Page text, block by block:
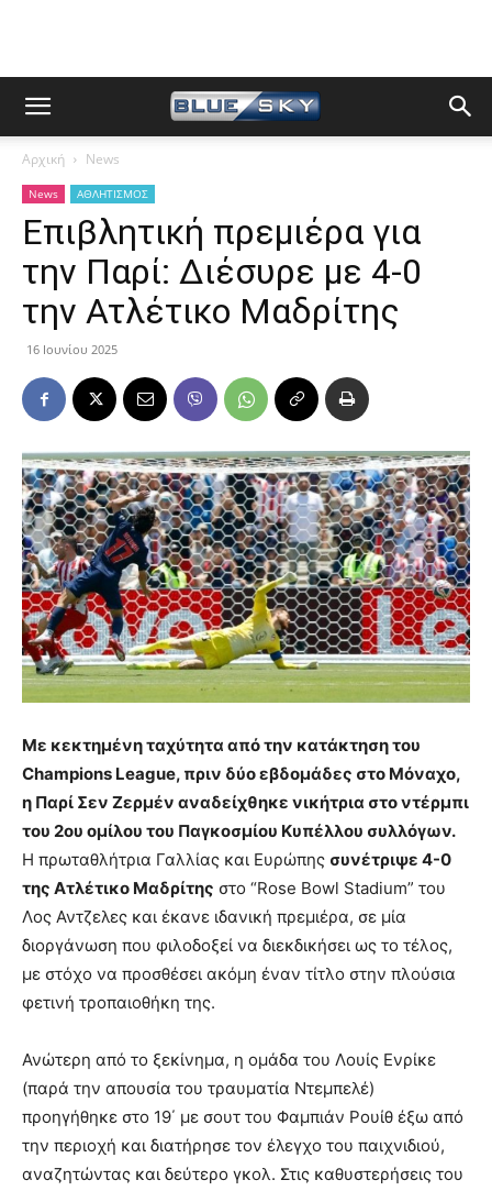
Αρχική News
News ΑΘΛΗΤΙΣΜΟΣ
Επιβλητική πρεμιέρα για
την Παρί: Διέσυρε με 4-0
την Ατλέτικο Μαδρίτης
16 Ιουνίου 2025
Με κεκτημένη ταχύτητα από την κατάκτηση του
Champions League, πριν δύο εβδομάδες στο Μόναχο,
η Παρί Σεν Ζερμέν αναδείχθηκε νικήτρια στο ντέρμπι
του 2ου ομίλου του Παγκοσμίου Κυπέλλου συλλόγων.
Η πρωταθλήτρια Γαλλίας και Ευρώπης συνέτριψε 4-0
της Ατλέτικο Μαδρίτης στο “Rose Bowl Stadium” του
Λος Αντζελες και έκανε ιδανική πρεμιέρα, σε μία
διοργάνωση που φιλοδοξεί να διεκδικήσει ως το τέλος,
με στόχο να προσθέσει ακόμη έναν τίτλο στην πλούσια
φετινή τροπαιοθήκη της.
Ανώτερη από το ξεκίνημα, η ομάδα του Λουίς Ενρίκε
(παρά την απουσία του τραυματία Ντεμπελέ)
προηγήθηκε στο 19΄ με σουτ του Φαμπιάν Ρουίθ έξω από
την περιοχή και διατήρησε τον έλεγχο του παιχνιδιού,
αναζητώντας και δεύτερο γκολ. Στις καθυστερήσεις του